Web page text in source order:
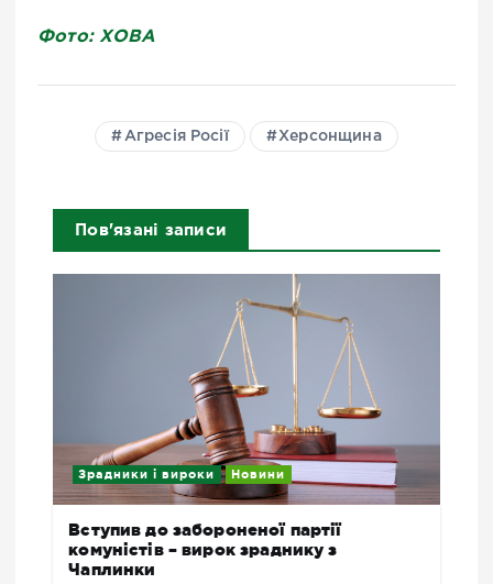
Фото: ХОВА
Агресія Росії Херсонщина
Пов'язані записи
Зрадники і вироки Новини
Вступив до забороненої партії
комуністів – вирок зраднику з
Чаплинки